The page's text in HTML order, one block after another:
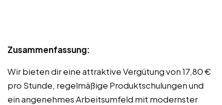
Zusammenfassung:
Wir bieten dir eine attraktive Vergütung von 17,80 €
pro Stunde, regelmäßige Produktschulungen und
ein angenehmes Arbeitsumfeld mit modernster